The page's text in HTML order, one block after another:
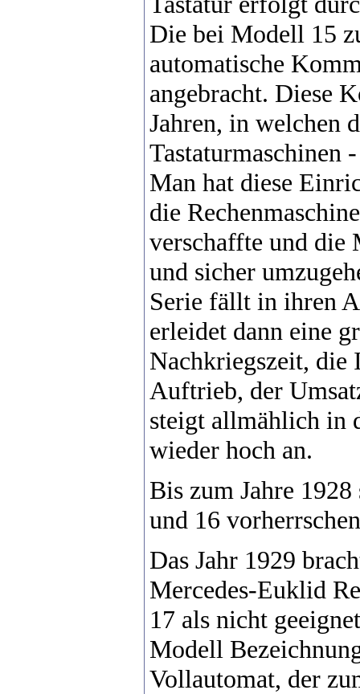
Die bei Modell 15
automatische
angebracht. Diese
Jahren, in welchen
Tastaturmaschinen
Man hat diese
die
verschaffte und die
und sicher
Serie fällt in ihren
erleidet dann eine
Nachkriegszeit, die
Auftrieb, der
steigt allmählich in
wieder hoch an.
Bis zum Jahre
und 16
Das Jahr 1929
Mercedes-Euklid
17 als nicht
Modell
Vollautomat, der